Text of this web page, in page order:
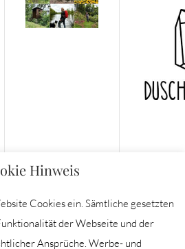
Hinweis
Cookies ein. Sämtliche gesetzten
der Webseite und der
Ansprüche. Werbe- und